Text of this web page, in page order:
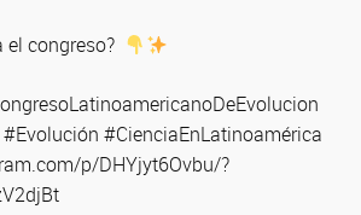
el congreso?
#CienciaEnLatinoamérica
p/DHYjyt6Ovbu/?